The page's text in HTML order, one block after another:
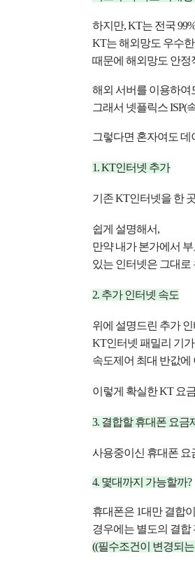
하지만, KT는 전국
KT는 해외망도 우수
때문에 해외망도 안정
해외 서버를 이용하여
그래서 넷플릭스 ISP(
그렇다면 혼자여도 데
1. KT인터넷 추가
기존 KT인터넷을 한
쉽게 설명해서,
만약 내가 본가에서
있는 인터넷은 그대로
2. 추가 인터넷 속도
위에 설명드린 추가
KT인터넷 패밀리 기
속도제어 최대 반값에
이렇게 확실한 KT 요
3. 결합할 휴대폰 요금
사용중이신 휴대폰 요
4. 몇대까지 가능할까?
휴대폰은 1대만 결합
경우에는 별도의 결
((필수조건이 변경되